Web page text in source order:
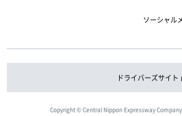
ソーシャル
ドライバーズサイト
Copyright © Central Nippon Expressway